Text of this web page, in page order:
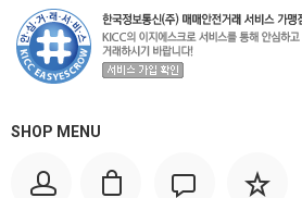
SHOP MENU